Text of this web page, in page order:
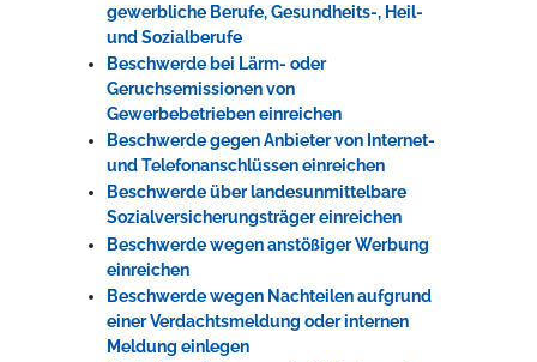
gewerbliche Berufe, Gesundheits-, Heil-
und Sozialberufe
Beschwerde bei Lärm- oder
Geruchsemissionen von
Gewerbebetrieben einreichen
Beschwerde gegen Anbieter von Internet-
und Telefonanschlüssen einreichen
Beschwerde über landesunmittelbare
Sozialversicherungsträger einreichen
Beschwerde wegen anstößiger Werbung
einreichen
Beschwerde wegen Nachteilen aufgrund
einer Verdachtsmeldung oder internen
Meldung einlegen